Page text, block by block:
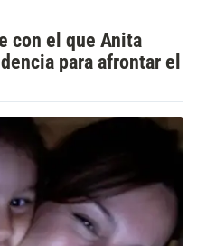
con el que Anita
para afrontar el